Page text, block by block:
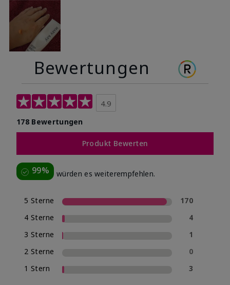
Bewertungen
4.9
178 Bewertungen
Produkt Bewerten
99% würden es weiterempfehlen.
5 Sterne
170
4 Sterne
4
3 Sterne
1
2 Sterne
0
1 Stern
3